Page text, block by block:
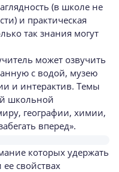
(в школе не
и практическая
так знания могут
может озвучить
с водой, музею
и интерактив. Темы
школьной
географии, химии,
вперед».
которых удержать
свойствах